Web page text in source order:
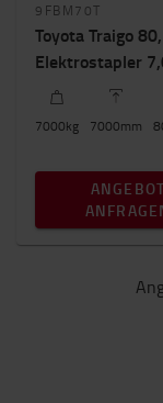
9FBM70T
Toyota Traigo
Elektrostapler
7000kg 7000mm
ANGEBOT